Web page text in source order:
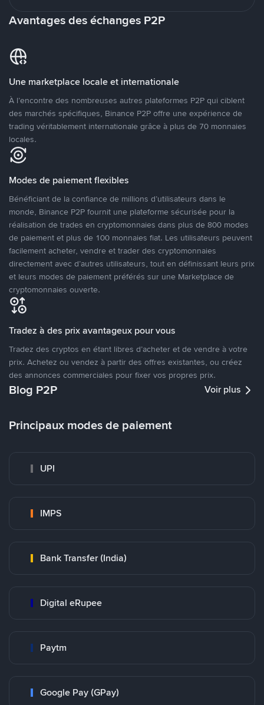
Avantages des échanges P2P
Une marketplace locale et internationale
À l’encontre des nombreuses autres plateformes P2P qui ciblent
des marchés spécifiques, Binance P2P offre une expérience de
trading véritablement internationale grâce à plus de 70 monnaies
locales.
Modes de paiement flexibles
Bénéficiant de la confiance de millions d’utilisateurs dans le
monde, Binance P2P fournit une plateforme sécurisée pour la
réalisation de trades en cryptomonnaies dans plus de 800 modes
de paiement et plus de 100 monnaies fiat. Les utilisateurs peuvent
facilement acheter, vendre et trader des cryptomonnaies
directement avec d’autres utilisateurs, tout en définissant leurs prix
et leurs modes de paiement préférés sur une Marketplace de
cryptomonnaies ouverte.
Tradez à des prix avantageux pour vous
Tradez des cryptos en étant libres d’acheter et de vendre à votre
prix. Achetez ou vendez à partir des offres existantes, ou créez
des annonces commerciales pour fixer vos propres prix.
Blog P2P Voir plus
Principaux modes de paiement
UPI
IMPS
Bank Transfer (India)
Digital eRupee
Paytm
Google Pay (GPay)